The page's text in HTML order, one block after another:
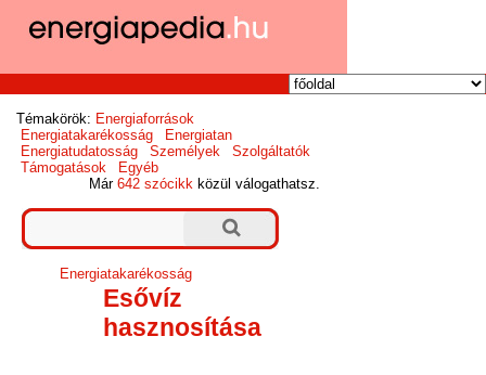
Témakörök: Energiaforrások
Energiatakarékosság
Energiatan
Energiatudatosság
Személyek
Szolgáltatók
Támogatások
Egyéb
Már642 szócikk közül válogathatsz.
Energiatakarékosság
Esővíz
hasznosítása